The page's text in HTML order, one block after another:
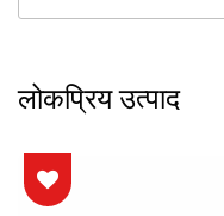
लोकप्रिय उत्पाद